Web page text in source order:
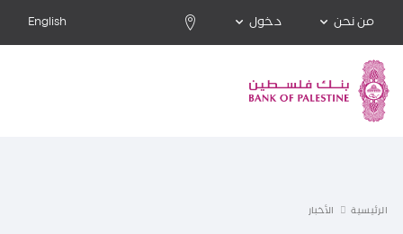
من نحن دخول English
الرئيسية الأخبار